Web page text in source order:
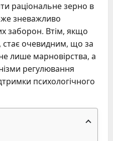
раціональне зерно в
зневажливо
заборон. Втім, якщо
стає очевидним, що за
лише марновірства, а
регулювання
психологічного